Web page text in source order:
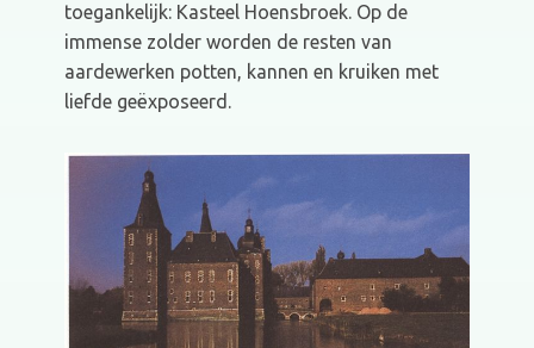
toegankelijk: Kasteel Hoensbroek. Op de
immense zolder worden de resten van
aardewerken potten, kannen en kruiken met
liefde geëxposeerd.